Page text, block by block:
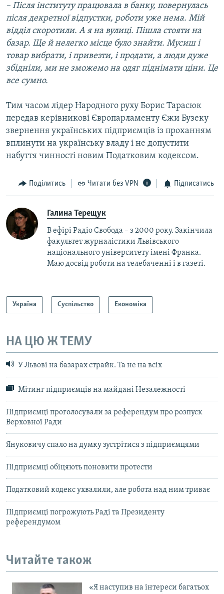
– Після інституту працювала в банку, повернулась
після декретної відпустки, роботи уже нема. Мій
відділ скоротили. А я на вулиці. Пішла стояти на
базар. Ще й нелегко місце було знайти. Мусиш і
товар вибрати, і привезти, і продати, а люди дуже
збідніли, ми не зможемо на одяг піднімати ціни. Це
все сумно.
Тим часом лідер Народного руху Борис Тарасюк
передав керівникові Європарламенту Єжи Бузеку
звернення українських підприємців із проханням
вплинути на українську владу і не допустити
набуття чинності новим Податковим кодексом.
Поділитись Читати без VPN Підписатись
Галина Терещук
В ефірі Радіо Свобода – з 2000 року. Закінчила
факультет журналістики Львівського
національного університету імені Франка.
Маю досвід роботи на телебаченні і в газеті.
Україна Суспільство Економіка
НА ЦЮ Ж ТЕМУ
У Львові на базарах страйк. Та не на всіх
Мітинг підприємців на майдані Незалежності
Підприємці проголосували за референдум про розпуск
Верховної Ради
Януковичу спало на думку зустрітися з підприємцями
Підприємці обіцяють поновити протести
Податковий кодекс ухвалили, але робота над ним триває
Підприємці погрожують Раді та Президенту
референдумом
Читайте також
«Я наступив на інтереси багатьох